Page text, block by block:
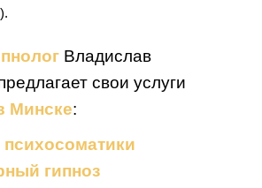
Владислав
свои услуги
Минске:
психосоматики
гипноз